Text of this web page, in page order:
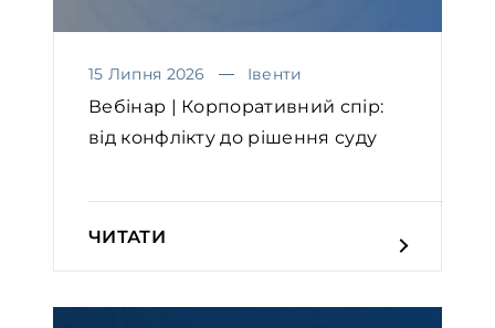
15 Липня 2026 Івенти
Вебінар | Корпоративний спір:
від конфлікту до рішення суду
ЧИТАТИ